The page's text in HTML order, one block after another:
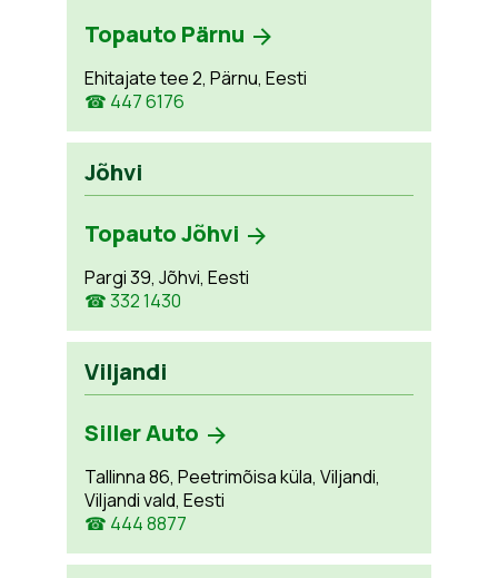
Topauto Pärnu
Ehitajate tee 2, Pärnu, Eesti
☎ 447 6176
Jõhvi
Topauto Jõhvi
Pargi 39, Jõhvi, Eesti
☎ 332 1430
Viljandi
Siller Auto
Tallinna 86, Peetrimõisa küla, Viljandi,
Viljandi vald, Eesti
☎ 444 8877